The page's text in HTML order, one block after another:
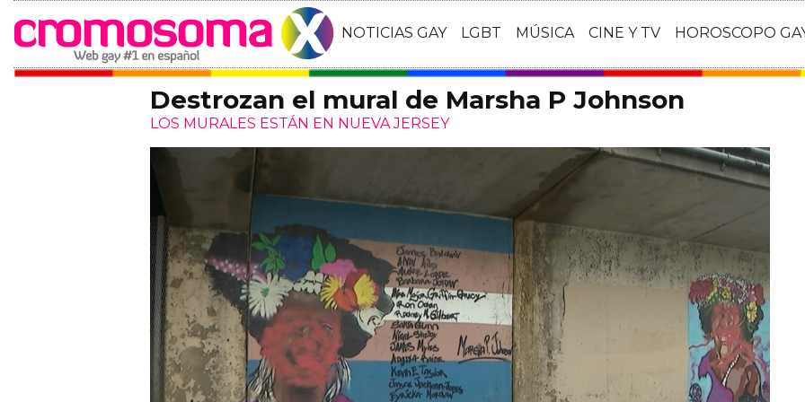
NOTICIAS GAY LGBT MÚSICA CINE Y TV HOROSCOPO
Destrozan el mural de Marsha P Johnson
LOS MURALES ESTÁN EN NUEVA JERSEY